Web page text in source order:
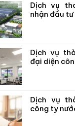
Dịch vụ
nhận đầu
Dịch vụ
đại diện
Dịch vụ
công ty